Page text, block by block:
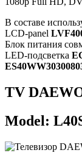
В составе
LCD-panel
Блок питания
LED-подсветка
TV
Model: